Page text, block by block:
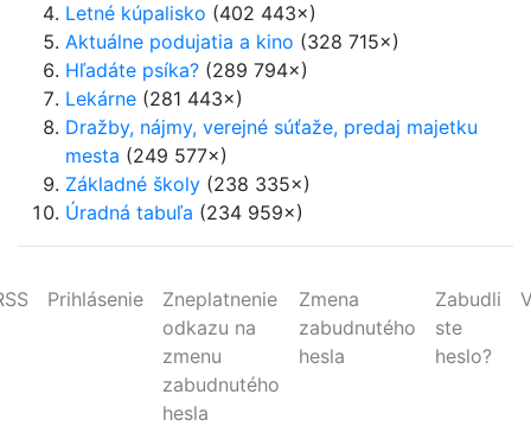
Letné kúpalisko (402 443×)
Aktuálne podujatia a kino (328 715×)
Hľadáte psíka? (289 794×)
Lekárne (281 443×)
Dražby, nájmy, verejné súťaže, predaj majetku
mesta (249 577×)
Základné školy (238 335×)
Úradná tabuľa (234 959×)
Prihlásenie
Zneplatnenie
odkazu na
zmenu
zabudnutého
hesla
Zmena
zabudnutého
hesla
Zabudli
ste
heslo?